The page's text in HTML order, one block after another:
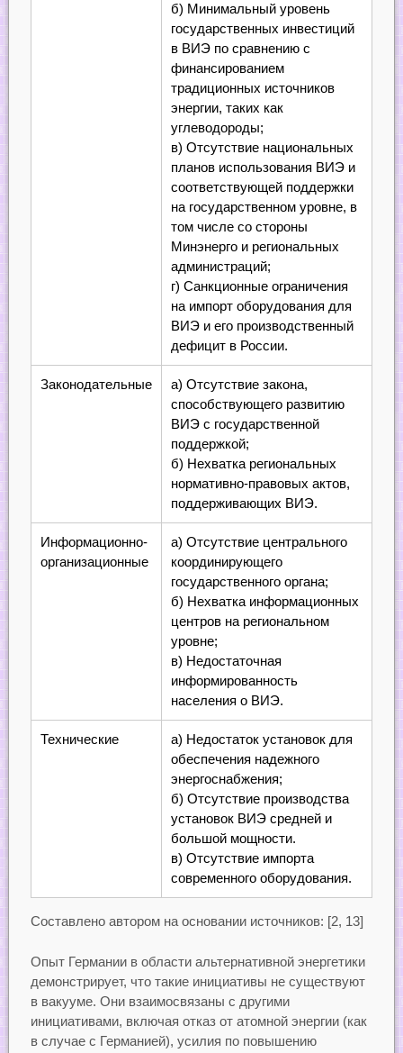
б) Минимальный уровень
государственных инвестиций
в ВИЭ по сравнению с
финансированием
традиционных источников
энергии, таких как
углеводороды;
в) Отсутствие национальных
планов использования ВИЭ и
соответствующей поддержки
на государственном уровне, в
том числе со стороны
Минэнерго и региональных
администраций;
г) Санкционные ограничения
на импорт оборудования для
ВИЭ и его производственный
дефицит в России.
Законодательные
а) Отсутствие закона,
способствующего развитию
ВИЭ с государственной
поддержкой;
б) Нехватка региональных
нормативно-правовых актов,
поддерживающих ВИЭ.
Информационно-
организационные
а) Отсутствие центрального
координирующего
государственного органа;
б) Нехватка информационных
центров на региональном
уровне;
в) Недостаточная
информированность
населения о ВИЭ.
Технические
а) Недостаток установок для
обеспечения надежного
энергоснабжения;
б) Отсутствие производства
установок ВИЭ средней и
большой мощности.
в) Отсутствие импорта
современного оборудования.
Составлено автором на основании источников: [2, 13]
Опыт Германии в области альтернативной энергетики
демонстрирует, что такие инициативы не существуют
в вакууме. Они взаимосвязаны с другими
инициативами, включая отказ от атомной энергии (как
в случае с Германией), усилия по повышению